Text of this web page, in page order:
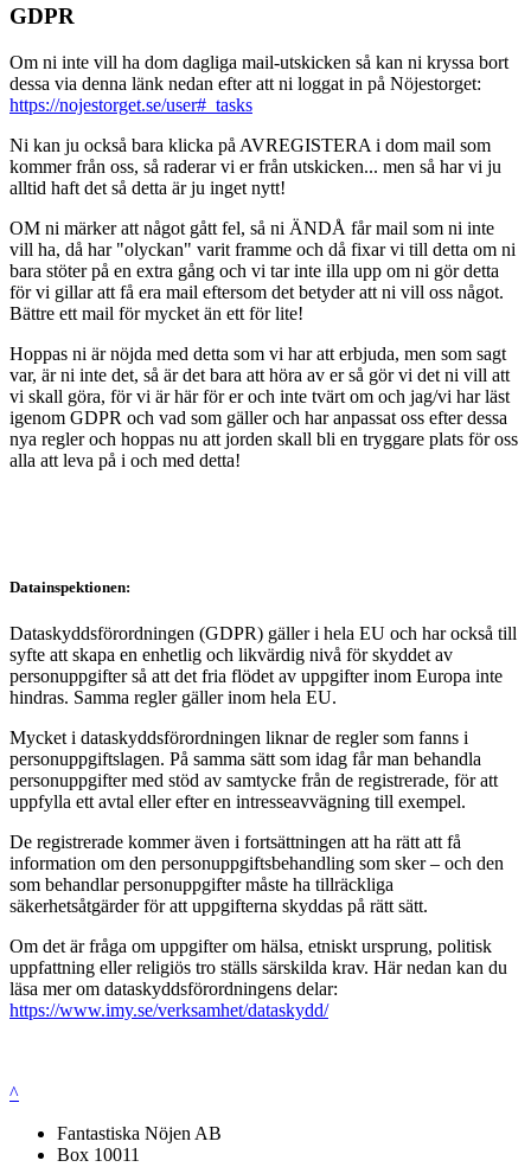
GDPR
Om ni inte vill ha dom dagliga mail-utskicken så kan ni kryssa bort
dessa via denna länk nedan efter att ni loggat in på Nöjestorget:
https://nojestorget.se/user#_tasks
Ni kan ju också bara klicka på AVREGISTERA i dom mail som
kommer från oss, så raderar vi er från utskicken... men så har vi ju
alltid haft det så detta är ju inget nytt!
OM ni märker att något gått fel, så ni ÄNDÅ får mail som ni inte
vill ha, då har "olyckan" varit framme och då fixar vi till detta om ni
bara stöter på en extra gång och vi tar inte illa upp om ni gör detta
för vi gillar att få era mail eftersom det betyder att ni vill oss något.
Bättre ett mail för mycket än ett för lite!
Hoppas ni är nöjda med detta som vi har att erbjuda, men som sagt
var, är ni inte det, så är det bara att höra av er så gör vi det ni vill att
vi skall göra, för vi är här för er och inte tvärt om och jag/vi har läst
igenom GDPR och vad som gäller och har anpassat oss efter dessa
nya regler och hoppas nu att jorden skall bli en tryggare plats för oss
alla att leva på i och med detta!
Datainspektionen:
Dataskyddsförordningen (GDPR) gäller i hela EU och har också till
syfte att skapa en enhetlig och likvärdig nivå för skyddet av
personuppgifter så att det fria flödet av uppgifter inom Europa inte
hindras. Samma regler gäller inom hela EU.
Mycket i dataskyddsförordningen liknar de regler som fanns i
personuppgiftslagen. På samma sätt som idag får man behandla
personuppgifter med stöd av samtycke från de registrerade, för att
uppfylla ett avtal eller efter en intresseavvägning till exempel.
De registrerade kommer även i fortsättningen att ha rätt att få
information om den personuppgiftsbehandling som sker – och den
som behandlar personuppgifter måste ha tillräckliga
säkerhetsåtgärder för att uppgifterna skyddas på rätt sätt.
Om det är fråga om uppgifter om hälsa, etniskt ursprung, politisk
uppfattning eller religiös tro ställs särskilda krav. Här nedan kan du
läsa mer om dataskyddsförordningens delar:
https://www.imy.se/verksamhet/dataskydd/
^
Fantastiska Nöjen AB
Box 10011